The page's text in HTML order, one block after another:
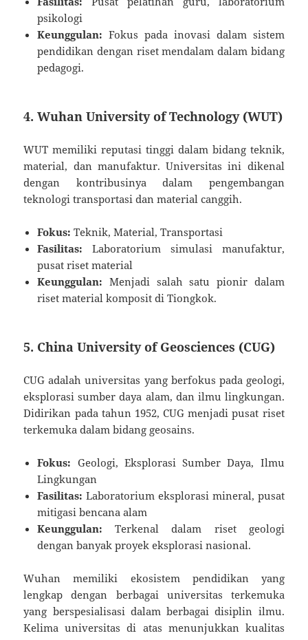
psikologi
Keunggulan: Fokus pada inovasi dalam sistem
pendidikan dengan riset mendalam dalam bidang
pedagogi.
4.Wuhan University of Technology (WUT)
WUT memiliki reputasi tinggi dalam bidang teknik,
material, dan manufaktur. Universitas ini dikenal
dengan kontribusinya dalam pengembangan
teknologi transportasi dan material canggih.
Fokus: Teknik, Material, Transportasi
Fasilitas: Laboratorium simulasi manufaktur,
pusat riset material
Keunggulan: Menjadi salah satu pionir dalam
riset material komposit di Tiongkok.
5. China University of Geosciences (CUG)
CUG adalah universitas yang berfokus pada geologi,
eksplorasi sumber daya alam, dan ilmu lingkungan.
Didirikan pada tahun 1952, CUG menjadi pusat riset
terkemuka dalam bidang geosains.
Fokus: Geologi, Eksplorasi Sumber Daya, Ilmu
Lingkungan
Fasilitas: Laboratorium eksplorasi mineral, pusat
mitigasi bencana alam
Keunggulan: Terkenal dalam riset geologi
dengan banyak proyek eksplorasi nasional.
Wuhan memiliki ekosistem pendidikan yang
lengkap dengan berbagai universitas terkemuka
yang berspesialisasi dalam berbagai disiplin ilmu.
Kelima universitas di atas menunjukkan kualitas